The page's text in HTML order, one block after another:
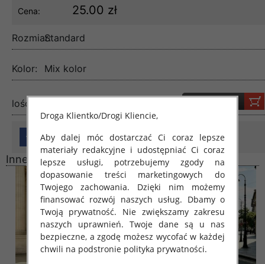
Cena: 25.00 zł
Rozmiar:Standard
Kolor: Mix kolor
lość:
Inne produkty
Droga Klientko/Drogi Kliencie,
Aby dalej móc dostarczać Ci coraz lepsze
materiały redakcyjne i udostępniać Ci coraz
lepsze usługi, potrzebujemy zgody na
dopasowanie treści marketingowych do
Twojego zachowania. Dzięki nim możemy
finansować rozwój naszych usług. Dbamy o
Twoją prywatność. Nie zwiększamy zakresu
naszych uprawnień. Twoje dane są u nas
bezpieczne, a zgodę możesz wycofać w każdej
chwili na podstronie polityka prywatności.